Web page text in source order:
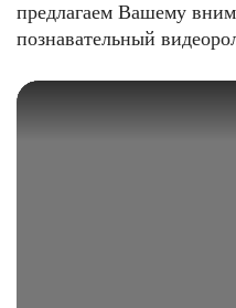
предлагаем Вашему
познавательный